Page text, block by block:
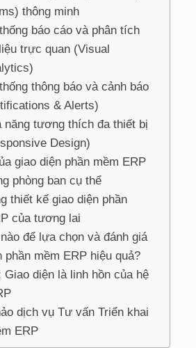
thông minh
báo cáo và phân tích
trực quan (Visual
thông báo và cảnh báo
& Alerts)
năng tương thích đa thiết bị
Design)
giao diện phần mềm ERP
phòng ban cụ thể
thiết kế giao diện phần
của tương lai
để lựa chọn và đánh giá
phần mềm ERP hiệu quả?
Giao diện là linh hồn của hệ
dịch vụ Tư vấn Triển khai
ERP